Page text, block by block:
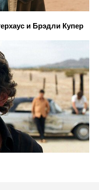
и Брэдли Купер